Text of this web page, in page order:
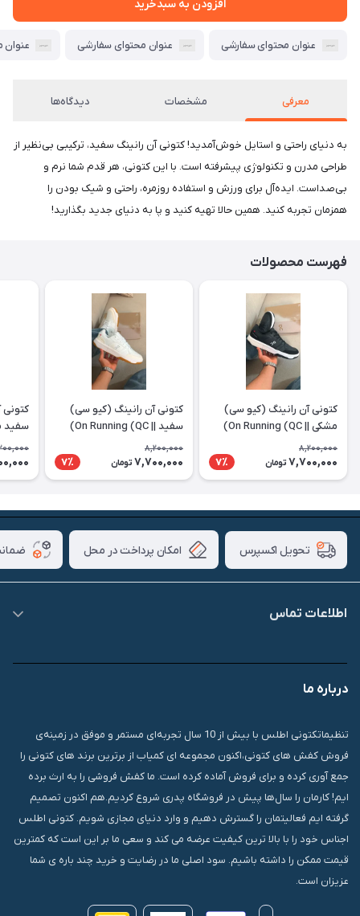
افزودن به سبدخرید
عنوان محتوای سفارشی عنوان محتوای سفارشی عنوان
معرفی مشخصات دیدگاه‌ها
به دنیای راحتی و استایل خوش‌آمدید! کتونی آن رانینگ سفید، ترکیبی بی‌نظیر از
طراحی مدرن و تکنولوژی پیشرفته است. با این کتونی، هر قدم شما نرم و
بی‌صداست. ایده‌آل برای ورزش و استفاده روزمره، راحتی و شیک بودن را
همزمان تجربه کنید. همین حالا تهیه کنید و پا به دنیای جدید بگذارید!
فهرست محصولات
کتونی آن رانینگ (کیو سی)
مشکی || On Running (QC)
8,200,000
7,700,000 تومان 7٪
کتونی آن رانینگ (کیو سی)
سفید || On Running (QC)
8,200,000
7,700,000 تومان 7٪
تحویل اکسپرس امکان پرداخت در محل
اطلاعات تماس
درباره ما
تنظیماتکتونی اطلس با بیش از 10 سال تجربه‌ای مستمر و موفق در زمینه‌ی
فروش کفش های کتونی،اکنون مجموعه ای کمیاب از برترین برند های کتونی را
جمع آوری کرده و برای فروش آماده کرده است. ما کفش فروشی را به ارث برده
ایم! کارمان را سال‌ها پیش در فروشگاه پدری شروع کردیم.هم اکنون تصمیم
گرفته ایم فعالیتمان را گسترش دهیم و وارد دنیای مجازی شویم. کتونی اطلس
اجناس خود را با بالا ترین کیفیت عرضه می کند و سعی ما بر این است که کمترین
قیمت ممکن را داشته باشیم. سود اصلی ما در رضایت و خرید چند باره ی شما
عزیزان است.